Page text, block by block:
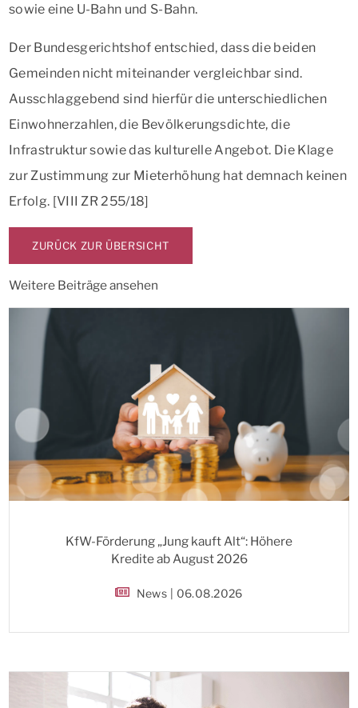
sowie eine U-Bahn und S-Bahn.
Der Bundesgerichtshof entschied, dass die beiden
Gemeinden nicht miteinander vergleichbar sind.
Ausschlaggebend sind hierfür die unterschiedlichen
Einwohnerzahlen, die Bevölkerungsdichte, die
Infrastruktur sowie das kulturelle Angebot. Die Klage
zur Zustimmung zur Mieterhöhung hat demnach keinen
Erfolg. [VIII ZR 255/18]
ZURÜCK ZUR ÜBERSICHT
Weitere Beiträge ansehen
KfW-Förderung „Jung kauft Alt“: Höhere
Kredite ab August 2026
News | 06.08.2026